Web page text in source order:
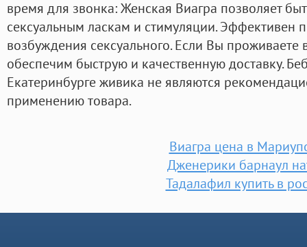
время для звонка: Женская Виагра позволяет
сексуальным ласкам и стимуляции. Эффективен
возбуждения сексуального. Если Вы проживаете
обеспечим быструю и качественную доставку.
Екатеринбурге живика не являются
применению товара.
Виагра цена в
Дженерики барнаул
Тадалафил купить в